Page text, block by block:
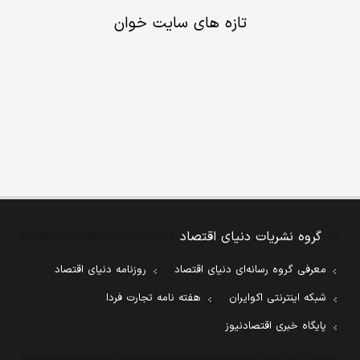
تازه های سایت خوان
گروه نشریات دنیای اقتصاد
معرفی گروه رسانه‌ای دنیای اقتصاد
روزنامه دنیای اقتصاد
شبکه اینترنتی اکوایران
هفته نامه تجارت فردا
پایگاه خبری اقتصادنیوز